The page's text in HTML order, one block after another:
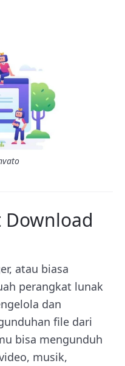
atau biasa
perangkat lunak
dan
file dari
bisa mengunduh
musik,